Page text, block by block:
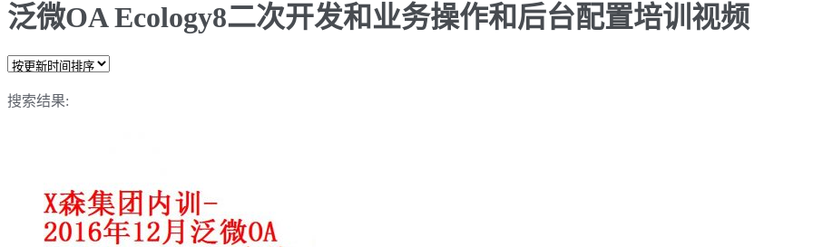
泛微OA Ecology8二次开发和业务操作和后台配置培训视频
搜索结果: